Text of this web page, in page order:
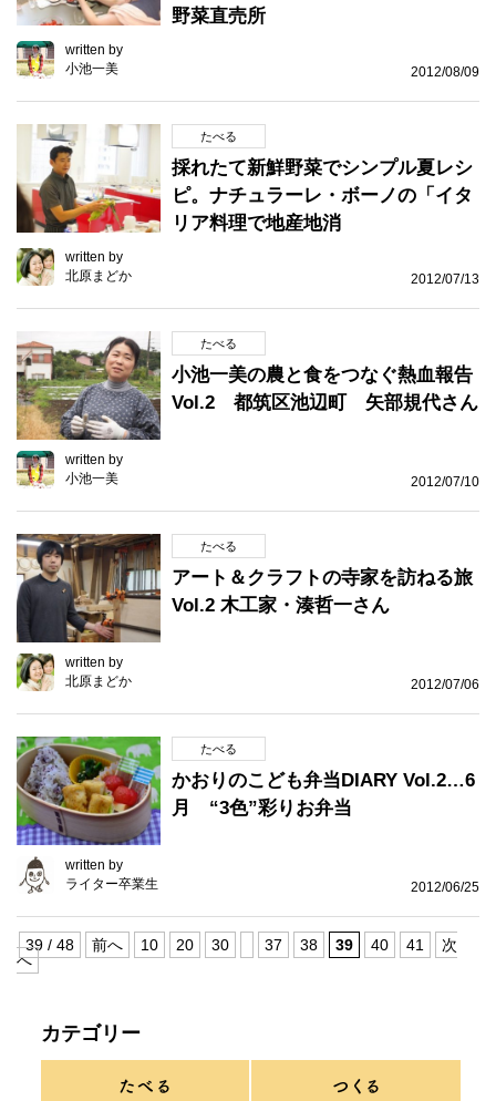
野菜直売所
written by
小池一美
2012/08/09
たべる
採れたて新鮮野菜でシンプル夏レシ
ピ。ナチュラーレ・ボーノの「イタ
リア料理で地産地消
written by
北原まどか
2012/07/13
たべる
小池一美の農と食をつなぐ熱血報告
Vol.2 都筑区池辺町 矢部規代さん
written by
小池一美
2012/07/10
たべる
アート＆クラフトの寺家を訪ねる旅
Vol.2 木工家・湊哲一さん
written by
北原まどか
2012/07/06
たべる
かおりのこども弁当DIARY Vol.2…6
月 “3色”彩りお弁当
written by
ライター卒業生
2012/06/25
39 / 48 前へ 10 20 30 37 38 39 40 41
次
へ
カテゴリー